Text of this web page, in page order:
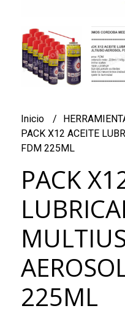
Inicio
PACK X12 ACEITE
FDM 225ML
PACK
225ML